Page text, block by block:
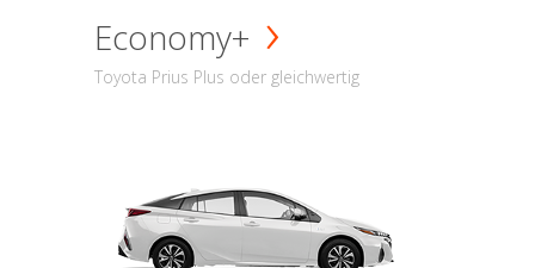
Economy+
Toyota Prius Plus oder gleichwertig